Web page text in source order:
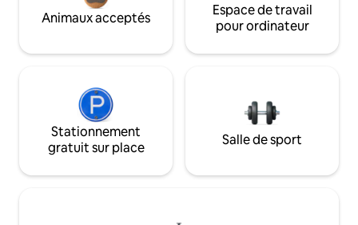
Animaux acceptés
Espace de travail
pour ordinateur
Stationnement
gratuit sur place
Salle de sport